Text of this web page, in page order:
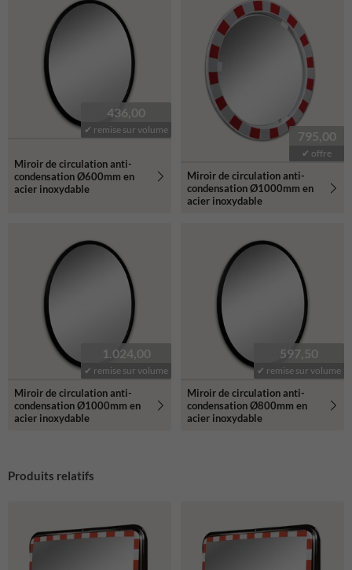
436,00
✔ remise sur volume
Miroir de circulation anti-
condensation Ø600mm en
acier inoxydable
795,00
✔ offre
Miroir de circulation anti-
condensation Ø1000mm en
acier inoxydable
1.024,00
✔ remise sur volume
Miroir de circulation anti-
condensation Ø1000mm en
acier inoxydable
597,50
✔ remise sur volume
Miroir de circulation anti-
condensation Ø800mm en
acier inoxydable
Produits relatifs